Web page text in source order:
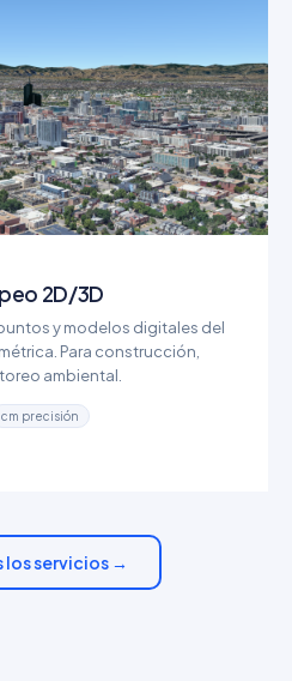
2D/3D
y modelos digitales del
Para construcción,
ambiental.
cm precisión
los servicios →